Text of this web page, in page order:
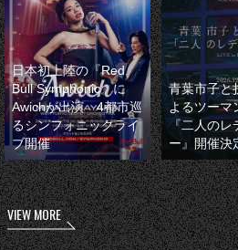
日本初上陸の『Red
Bull Symphonic』に
Awichが出演 4都市巡
るシンフォニックライ
ブ開催
青葉市子と
よるツーマ
『二人のレ
ー』開催決
VIEW MORE